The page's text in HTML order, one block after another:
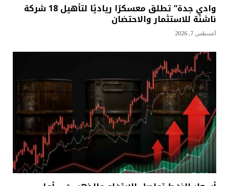
وادي جدة” تطلق معسكرًا رياديًا لتأهيل 18 شركة
ناشئة للاستثمار والاحتضان
أغسطس 7, 2026